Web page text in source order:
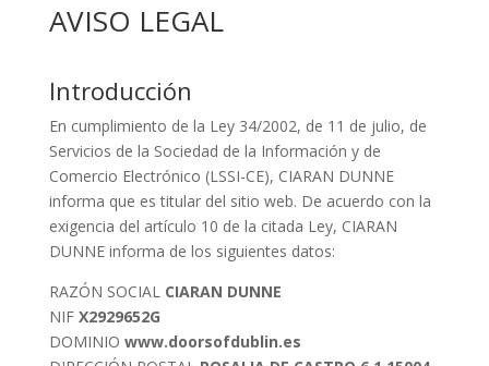
AVISO LEGAL
Introducción
En cumplimiento de la Ley 34/2002, de 11 de julio, de
Servicios de la Sociedad de la Información y de
Comercio Electrónico (LSSI-CE), CIARAN DUNNE
informa que es titular del sitio web. De acuerdo con la
exigencia del artículo 10 de la citada Ley, CIARAN
DUNNE informa de los siguientes datos:
RAZÓN SOCIAL CIARAN DUNNE
NIF X2929652G
DOMINIO www.doorsofdublin.es